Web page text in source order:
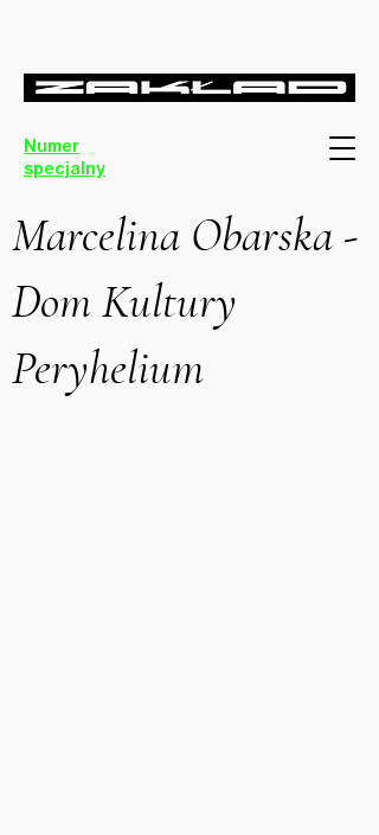
Numer
specjalny
Marcelina Obarska -
Dom Kultury
Peryhelium